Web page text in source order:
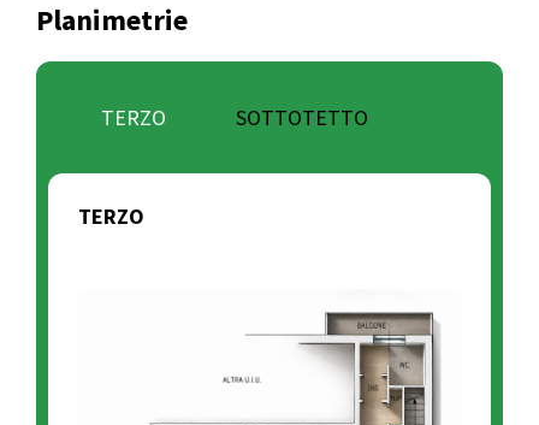
Planimetrie
TERZO SOTTOTETTO
TERZO